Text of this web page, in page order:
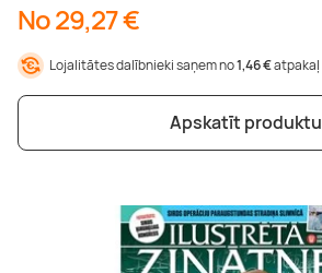
No 29,27 €
Lojalitātes dalībnieki saņem no1,46 €atpakaļ
Apskatīt produktu